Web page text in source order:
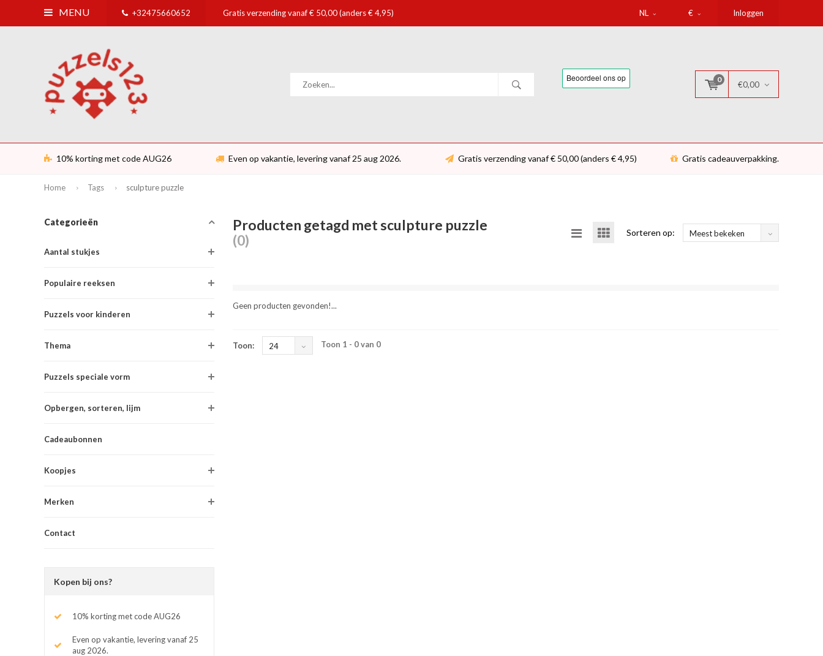
MENU +32475660652 Gratis verzending vanaf € 50,00 (anders € 4,95) NL € Inloggen
0
€0,00
10% korting met code AUG26 Even op vakantie, levering vanaf 25 aug 2026. Gratis verzending vanaf € 50,00 (anders € 4,95) Gratis cadeauverpakking.
Home Tags sculpture puzzle
Categorieën
Aantal stukjes
Populaire reeksen
Puzzels voor kinderen
Thema
Puzzels speciale vorm
Opbergen, sorteren, lijm
Cadeaubonnen
Koopjes
Merken
Contact
Kopen bij ons?
10% korting met code AUG26
Even op vakantie, levering vanaf 25
aug 2026.
Producten getagd met sculpture puzzle
(0)
Sorteren op: Meest bekeken
Geen producten gevonden!...
Toon: 24 Toon 1 - 0 van 0